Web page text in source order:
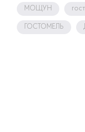
МОЩУН
ГОСТОМЕЛЬ